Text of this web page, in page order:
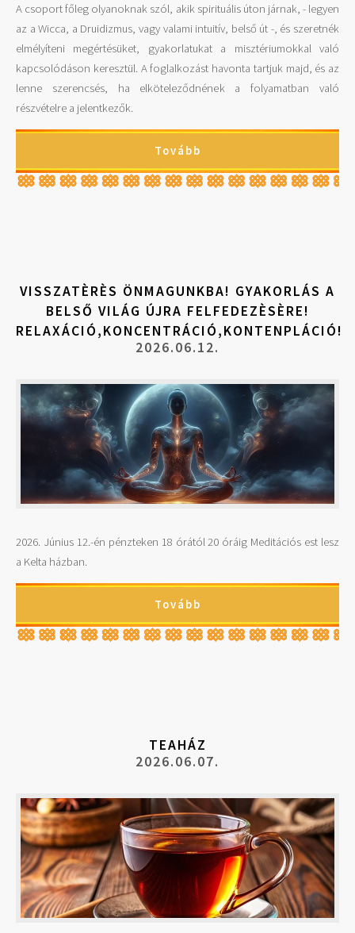
A csoport főleg olyanoknak szól, akik spirituális úton járnak, - legyen
az a Wicca, a Druidizmus, vagy valami intuitív, belső út -, és szeretnék
elmélyíteni megértésüket, gyakorlatukat a misztériumokkal való
kapcsolódáson keresztül. A foglalkozást havonta tartjuk majd, és az
lenne szerencsés, ha elköteleződnének a folyamatban való
részvételre a jelentkezők.
Tovább
VISSZATÈRÈS ÖNMAGUNKBA! GYAKORLÁS A
BELSŐ VILÁG ÚJRA FELFEDEZÈSÈRE!
RELAXÁCIÓ,KONCENTRÁCIÓ,KONTENPLÁCIÓ!
2026.06.12.
2026. Június 12.-én pénzteken 18 órától 20 óráig Meditációs est lesz
a Kelta házban.
Tovább
TEAHÁZ
2026.06.07.